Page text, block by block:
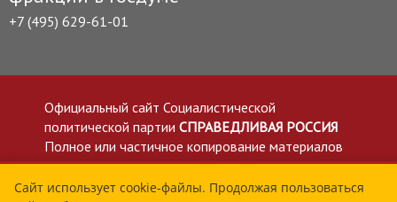
+7 (495) 629-61-01
Официальный сайт Социалистической
политической партии СПРАВЕДЛИВАЯ РОССИЯ
Полное или частичное копирование материалов
приветствуется со ссылкой на сайт spravedlivo.ru
Политика в отношении обработки персональных
Сайт использует cookie-файлы. Продолжая пользоваться